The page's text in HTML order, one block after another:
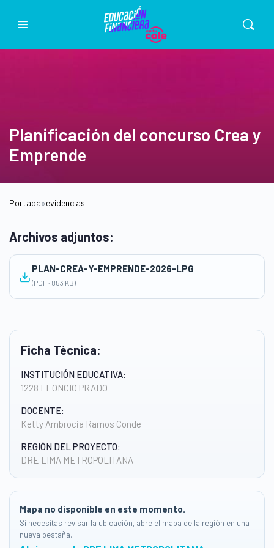
Planificación del concurso Crea y
Emprende
Portada»evidencias
Ficha Técnica:
INSTITUCIÓN EDUCATIVA:
1228 LEONCIO PRADO
DOCENTE:
Ketty Ambrocia Ramos Conde
REGIÓN DEL PROYECTO:
DRE LIMA METROPOLITANA
Mapa no disponible en este momento.
Si necesitas revisar la ubicación, abre el mapa de la región en una
nueva pestaña.
Archivos adjuntos:
PLAN-CREA-Y-EMPRENDE-2026-LPG
(PDF · 853 KB)